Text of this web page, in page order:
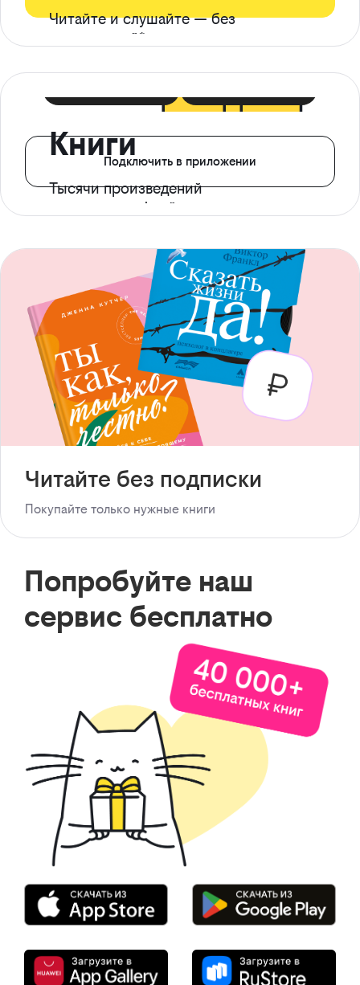
Читайте и слушайте — без
ограничений*
Книги
Тысячи произведений
с доступом офлайн
Подключить в приложении
Читайте без подписки
Покупайте только нужные книги
Попробуйте наш
сервис бесплатно